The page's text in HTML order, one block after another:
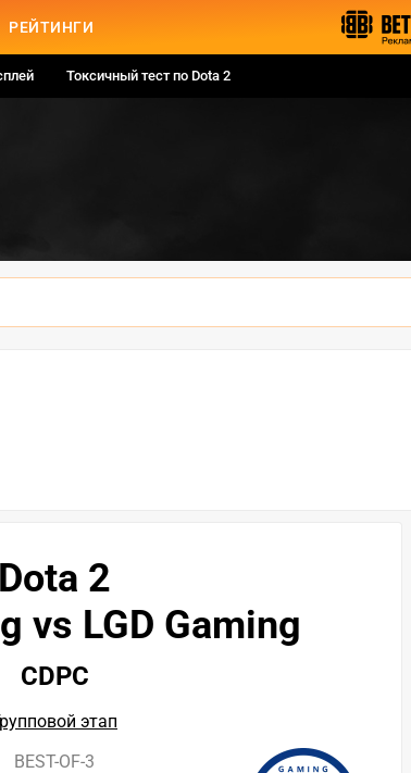
РЕЙТИНГИ
Токсичный тест по Dota 2
Dota 2
vs LGD Gaming
CDPC
этап
BEST-OF-3